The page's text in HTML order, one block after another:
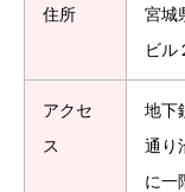
住所
宮城
ビル
アクセ
ス
地下
通り
に一